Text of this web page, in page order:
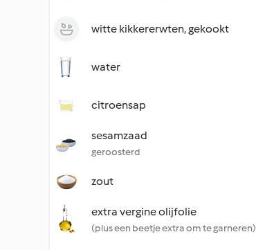
witte kikkererwten, gekookt
water
citroensap
sesamzaad
geroosterd
zout
extra vergine olijfolie
(plus een beetje extra om te garneren)